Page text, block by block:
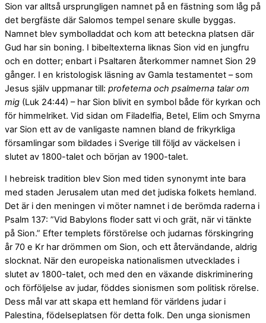
Sion var alltså ursprungligen namnet på en fästning som låg på
det bergfäste där Salomos tempel senare skulle byggas.
Namnet blev symbolladdat och kom att beteckna platsen där
Gud har sin boning. I bibeltexterna liknas Sion vid en jungfru
och en dotter; enbart i Psaltaren återkommer namnet Sion 29
gånger. I en kristologisk läsning av Gamla testamentet – som
Jesus själv uppmanar till: profeterna och psalmerna talar om
mig (Luk 24:44) – har Sion blivit en symbol både för kyrkan och
för himmelriket. Vid sidan om Filadelfia, Betel, Elim och Smyrna
var Sion ett av de vanligaste namnen bland de frikyrkliga
församlingar som bildades i Sverige till följd av väckelsen i
slutet av 1800-talet och början av 1900-talet.
I hebreisk tradition blev Sion med tiden synonymt inte bara
med staden Jerusalem utan med det judiska folkets hemland.
Det är i den meningen vi möter namnet i de berömda raderna i
Psalm 137: ”Vid Babylons floder satt vi och grät, när vi tänkte
på Sion.” Efter templets förstörelse och judarnas förskingring
år 70 e Kr har drömmen om Sion, och ett återvändande, aldrig
slocknat. När den europeiska nationalismen utvecklades i
slutet av 1800-talet, och med den en växande diskriminering
och förföljelse av judar, föddes sionismen som politisk rörelse.
Dess mål var att skapa ett hemland för världens judar i
Palestina, födelseplatsen för detta folk. Den unga sionismen